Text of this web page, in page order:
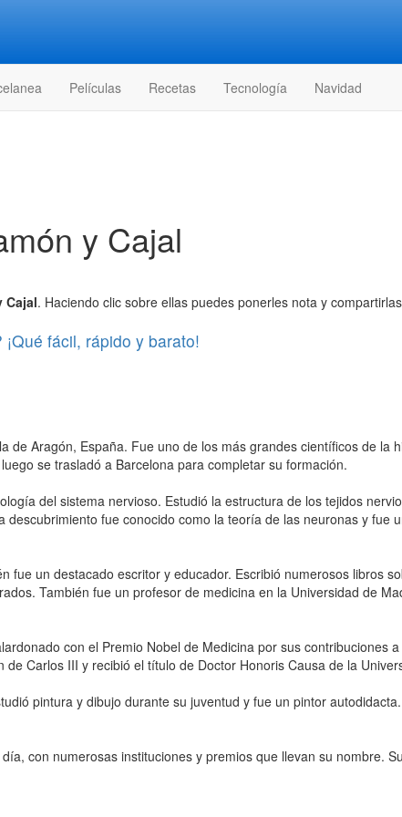
Películas Recetas Tecnología Navidad
y Cajal
Cajal. Haciendo clic sobre ellas puedes ponerles nota y
fácil, rápido y barato!
Aragón, España. Fue uno de los más grandes científicos de la
se trasladó a Barcelona para completar su formación.
del sistema nervioso. Estudió la estructura de los tejidos
fue conocido como la teoría de las neuronas y fue
un destacado escritor y educador. Escribió numerosos libros
También fue un profesor de medicina en la Universidad de
con el Premio Nobel de Medicina por sus contribuciones
Carlos III y recibió el título de Doctor Honoris Causa de la
pintura y dibujo durante su juventud y fue un pintor
con numerosas instituciones y premios que llevan su nombre.